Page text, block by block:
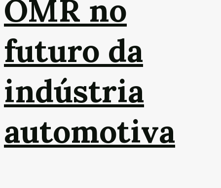
OMR no
futuro da
indústria
automotiva